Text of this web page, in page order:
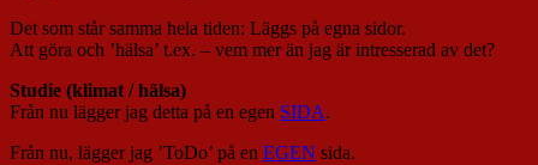
Det som står samma hela tiden: Läggs på egna sidor.
Att göra och ’hälsa’ t.ex. – vem mer än jag är intresserad av det?
Studie (klimat / hälsa)
Från nu lägger jag detta på en egen SIDA.
Från nu, lägger jag ’ToDo’ på en EGEN sida.